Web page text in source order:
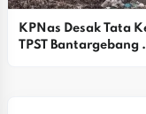
KPNas Desak Tata
TPST Bantargebang